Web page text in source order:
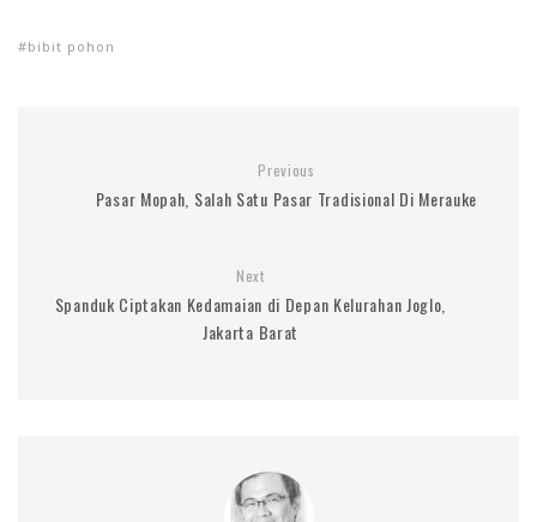
bibit pohon
Previous
Pasar Mopah, Salah Satu Pasar Tradisional Di Merauke
Next
Spanduk Ciptakan Kedamaian di Depan Kelurahan Joglo,
Jakarta Barat